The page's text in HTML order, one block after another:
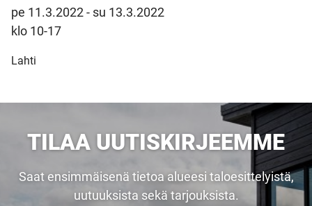
pe 11.3.2022- su 13.3.2022
klo 10-17
Lahti
TILAA UUTISKIRJEEMME
Saat ensimmäisenä tietoa alueesi taloesittelyistä,
uutuuksista sekä tarjouksista.